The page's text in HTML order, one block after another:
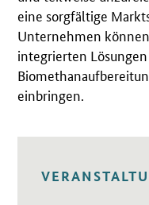
eine sorgfältige
Unternehmen
integrierten
einbringen.